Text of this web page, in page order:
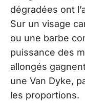
dégradées ont
Sur un visage
ou une barbe
puissance des
allongés
une Van Dyke,
les proportions.